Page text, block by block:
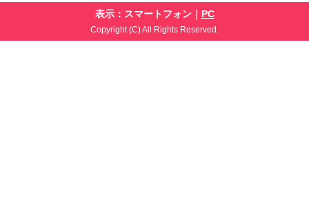
表示：スマートフォン｜ PC
Copyright (C) All Rights Reserved.